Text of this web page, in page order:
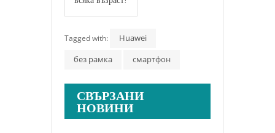
Tagged with:
Huawei
без рамка
смартфон
СВЪРЗАНИ
НОВИНИ